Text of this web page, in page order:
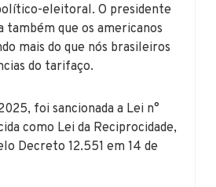
eleitoral. O presidente
também que os americanos
mais do que nós brasileiros
do tarifaço.
foi sancionada a Lei n°
como Lei da Reciprocidade,
Decreto 12.551 em 14 de